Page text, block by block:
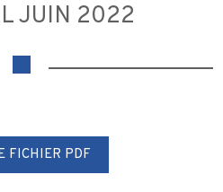
JUIN 2022
FICHIER PDF